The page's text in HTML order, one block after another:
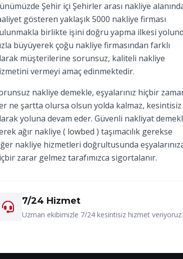
Şehir içi Şehirler arası nakliye
gösteren yaklaşık 5000 nakliye firması
birlikte işini doğru yapma ilkesi
büyüyerek çoğu nakliye firmasından farklı
müşterilerine sorunsuz, kaliteli nakliye
vermeyi amaç edinmektedir.
nakliye demekle, eşyalarınız hiçbir
ne şartta olursa olsun yolda kalmaz, kesintisiz
yoluna devam eder. Güvenli nakliyat
ağır nakliye ( lowbed ) taşımacılık gerekse
nakliye hizmetleri doğrultusunda
zarar gelmez tarafımızca sigortalanır.
7/24 Hizmet
Uzman ekibimizle 7/24 kesintisiz hizmet veriyoruz.